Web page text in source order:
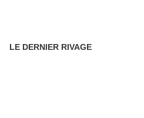
LE DERNIER RIVAGE